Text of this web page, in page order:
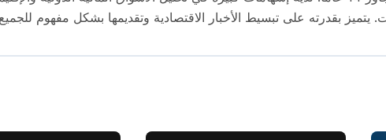
يتميز بقدرته على تبسيط الأخبار الاقتصادية وتقديمها بشكل مفهوم